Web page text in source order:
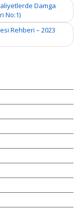
Damga
No:1)
Rehberi – 2023